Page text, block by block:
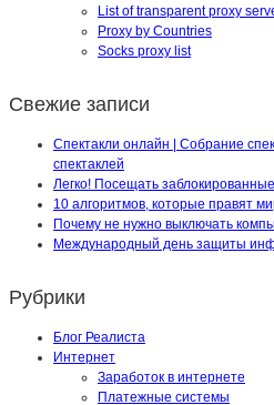
List of transparent proxy
Proxy by Countries
Socks proxy list
Свежие записи
Спектакли онлайн | Собрание
спектаклей
Легко! Посещать
10 алгоритмов, которые правят
Почему не нужно выключать
Международный день защиты
Рубрики
Блог Реалиста
Интернет
Заработок в интернете
Платежные системы